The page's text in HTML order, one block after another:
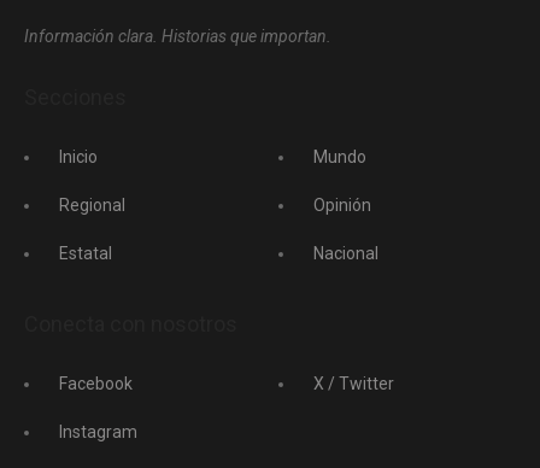
Información clara. Historias que importan.
Inicio
Regional
Estatal
Mundo
Opinión
Nacional
Facebook
Instagram
X / Twitter